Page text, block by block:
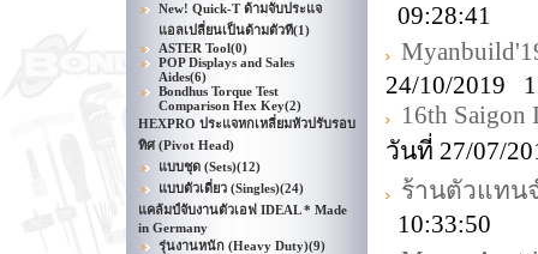
New! Quick-T ด้ามจับประแจ
แอลเปลี่ยนเป็นด้ามตัวที(1)
ASTER Tool(0)
POP Displays and Sales
Aides(6)
Bondhus Torque Test
Comparison Hex Key(2)
HEXPRO ประแจหกเหลี่ยมหัวปรับรอบ
ทิศ (Pivot Head)
แบบชุด (Sets)(12)
แบบตัวเดี่ยว (Singles)(24)
แคล้มป์จับงานตัวเอฟ IDEAL * Made
in Germany
รุ่นงานหนัก (Heavy Duty)(9)
09:28:41
24/10/2019
16th Saigon
วันที่ 27/07/
ร้านตัวแทน
10:33:50